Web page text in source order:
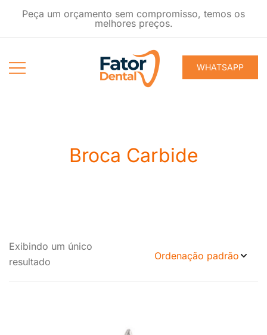
Peça um orçamento sem compromisso, temos os
melhores preços.
WHATSAPP
Broca Carbide
Exibindo um único
resultado